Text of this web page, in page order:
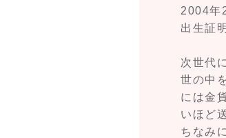
2004年
出生証
次世代
世の中
には金
いほど
ちなみ